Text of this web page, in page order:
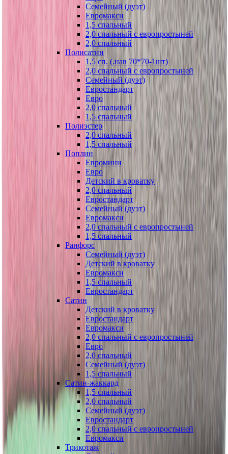
Семейный (дуэт)
Евромакси
1,5 спальный
2,0 спальный с европростыней
2,0 спальный
Полисатин
1,5 сп. (.нав 70*70-1шт)
2,0 спальный с европростыней
Семейный (дуэт)
Евростандарт
Евро
2,0 спальный
1,5 спальный
Полиэстер
2,0 спальный
1,5 спальный
Поплин
Евромини
Евро
Детский в кроватку
2,0 спальный
Евростандарт
Семейный (дуэт)
Евромакси
2,0 спальный с европростыней
1,5 спальный
Ранфорс
Семейный (дуэт)
Детский в кроватку
Евромакси
1,5 спальный
Евростандарт
Сатин
Детский в кроватку
Евростандарт
Евромакси
2,0 спальный с европростыней
Евро
2,0 спальный
Семейный (дуэт)
1,5 спальный
Сатин-жаккард
1,5 спальный
2,0 спальный
Семейный (дуэт)
Евростандарт
2,0 спальный с европростыней
Евромакси
Трикотаж